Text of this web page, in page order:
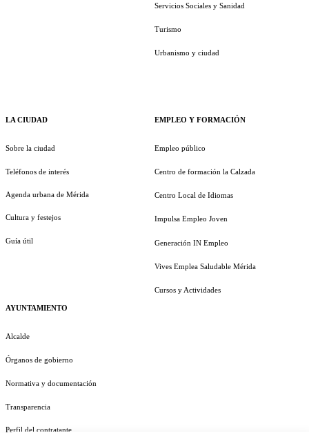
LA CIUDAD
Sobre la ciudad
Teléfonos de interés
Agenda urbana de Mérida
Cultura y festejos
Guía útil
AYUNTAMIENTO
Alcalde
Órganos de gobierno
Normativa y documentación
Transparencia
Perfil del contratante
Servicios Sociales y Sanidad
Turismo
Urbanismo y ciudad
EMPLEO Y FORMACIÓN
Empleo público
Centro de formación la Calzada
Centro Local de Idiomas
Impulsa Empleo Joven
Generación IN Empleo
Vives Emplea Saludable Mérida
Cursos y Actividades